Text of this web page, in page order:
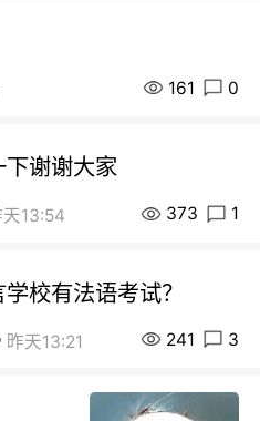
161 0
谢谢大家
天13:54 373 1
校有法语考试？
昨天13:21 241 3